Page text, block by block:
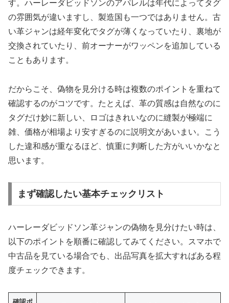
す。ハーレーダビッドソンのアパレルは年代によってタグ
の雰囲気が違いますし、製造国も一つではありません。古
い革ジャンは経年変化でタグが薄くなっていたり、裏地が
交換されていたり、前オーナーがワッペンを追加している
こともあります。
だからこそ、偽物を見分ける時は複数のポイントを重ねて
確認するのがコツです。たとえば、革の質感は自然なのに
タグだけ妙に新しい、ロゴはきれいなのに縫製が極端に
雑、価格が相場より安すぎるのに説明文があいまい。こう
した違和感が重なるほど、慎重に判断した方がいいかなと
思います。
まず確認したい基本チェックリスト
ハーレーダビッドソン革ジャンの偽物を見分けたい時は、
以下のポイントを順番に確認してみてください。スマホで
中古品を見ている場合でも、出品写真を拡大すればある程
度チェックできます。